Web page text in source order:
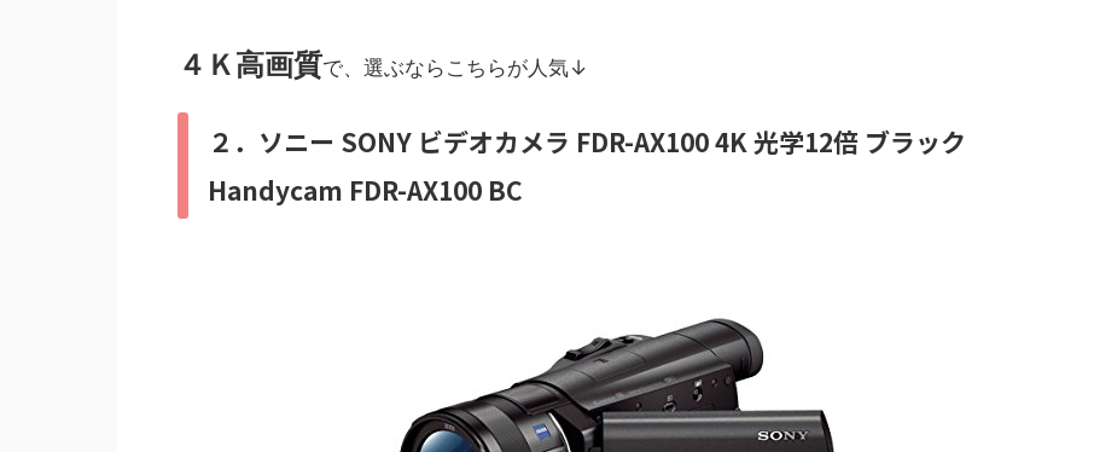
４Ｋ高画質で、選ぶならこちらが人気↓
２．ソニー SONY ビデオカメラ FDR-AX100 4K 光学12倍 ブラック
Handycam FDR-AX100 BC